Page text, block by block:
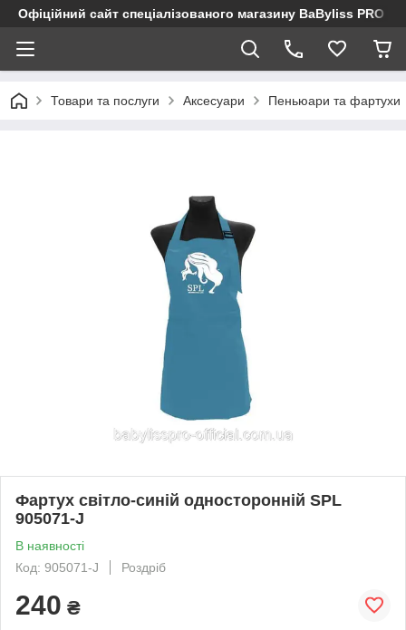
Офіційний сайт спеціалізованого магазину BaByliss PRO
Товари та послуги Аксесуари Пеньюари та фартухи
Фартух світло-синій односторонній SPL
905071-J
В наявності
Код: 905071-J
Роздріб
240 ₴